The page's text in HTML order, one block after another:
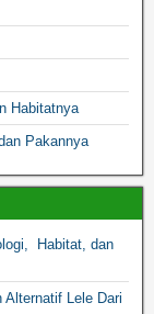
Habitatnya
Pakannya
Habitat, dan
Alternatif Lele Dari